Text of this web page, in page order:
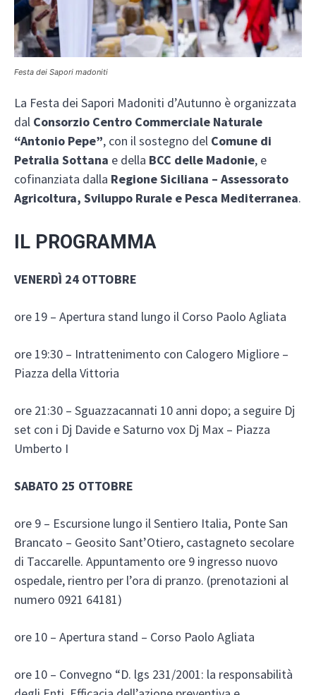
Festa dei Sapori madoniti
La Festa dei Sapori Madoniti d’Autunno è organizzata
dal Consorzio Centro Commerciale Naturale
“Antonio Pepe”, con il sostegno del Comune di
Petralia Sottana e della BCC delle Madonie, e
cofinanziata dalla Regione Siciliana – Assessorato
Agricoltura, Sviluppo Rurale e Pesca Mediterranea.
IL PROGRAMMA
VENERDÌ 24 OTTOBRE
ore 19 – Apertura stand lungo il Corso Paolo Agliata
ore 19:30 – Intrattenimento con Calogero Migliore –
Piazza della Vittoria
ore 21:30 – Sguazzacannati 10 anni dopo; a seguire Dj
set con i Dj Davide e Saturno vox Dj Max – Piazza
Umberto I
SABATO 25 OTTOBRE
ore 9 – Escursione lungo il Sentiero Italia, Ponte San
Brancato – Geosito Sant’Otiero, castagneto secolare
di Taccarelle. Appuntamento ore 9 ingresso nuovo
ospedale, rientro per l’ora di pranzo. (prenotazioni al
numero 0921 64181)
ore 10 – Apertura stand – Corso Paolo Agliata
ore 10 – Convegno “D. lgs 231/2001: la responsabilità